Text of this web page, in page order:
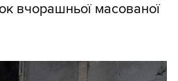
вчорашньої масованої